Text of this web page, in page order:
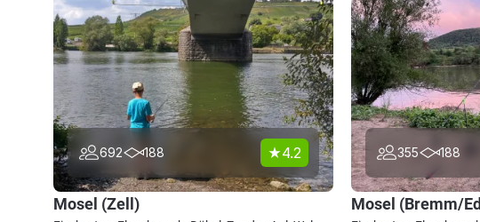
692 188 4.2
Mosel (Zell)
355 188
Mosel (Bremm/